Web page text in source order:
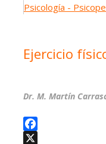
Psicología -
Ejercicio
Dr. M. Martín
Facebook